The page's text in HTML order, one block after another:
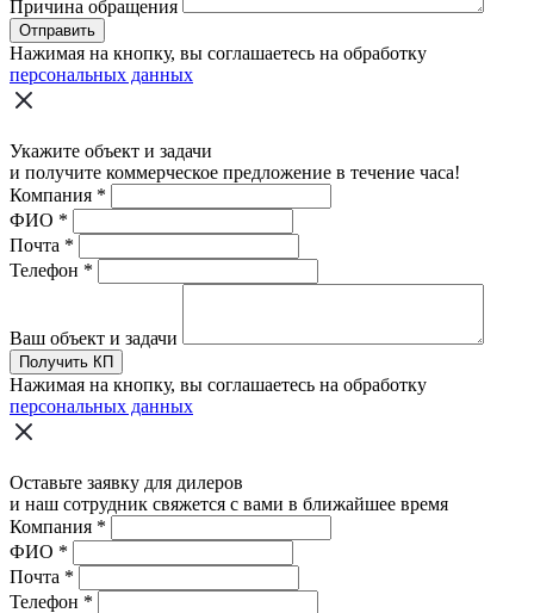
Причина обращения
Отправить
Нажимая на кнопку, вы соглашаетесь на обработку
персональных данных
Укажите объект и задачи
и получите коммерческое предложение в течение часа!
Компания *
ФИО *
Почта *
Телефон *
Ваш объект и задачи
Получить КП
Нажимая на кнопку, вы соглашаетесь на обработку
персональных данных
Оставьте заявку для дилеров
и наш сотрудник свяжется с вами в ближайшее время
Компания *
ФИО *
Почта *
Телефон *